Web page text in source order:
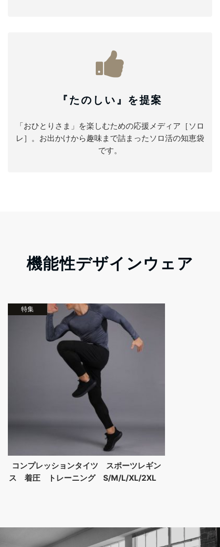
『たのしい』を提案
「おひとりさま」を楽しむための応援メディア［ソロ
レ］。お出かけから趣味まで詰まったソロ活の知恵袋
です。
機能性デザインウェア
特集
コンプレッションタイツ スポーツレギン
ス 着圧 トレーニング S/M/L/XL/2XL